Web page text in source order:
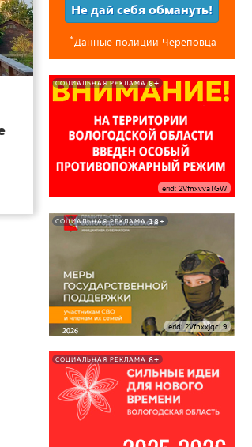
13
Не дай себя обмануть!
⃰Данные полиции Череповца
СОЦИАЛЬНАЯ РЕКЛАМА 6+
erid: 2VfnxvvaTGW
СОЦИАЛЬНАЯ РЕКЛАМА 18+
erid: 2VfnxxjqcL9
СОЦИАЛЬНАЯ РЕКЛАМА 6+